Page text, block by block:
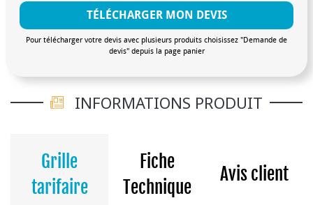
TÉLÉCHARGER MON DEVIS
Pour télécharger votre devis avec plusieurs produits choisissez "Demande de
devis" depuis la page panier
INFORMATIONS PRODUIT
Grille
tarifaire
Fiche
Technique
Avis client